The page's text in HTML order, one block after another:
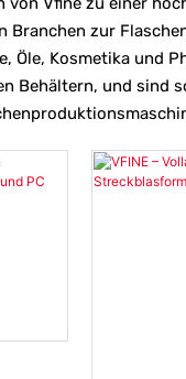
Branchen zur
Öle, Kosmetika und
Behältern, und